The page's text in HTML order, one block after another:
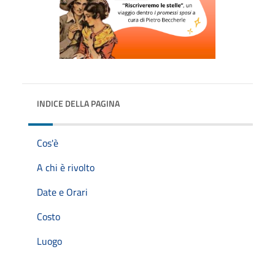
INDICE DELLA PAGINA
Cos'è
A chi è rivolto
Date e Orari
Costo
Luogo